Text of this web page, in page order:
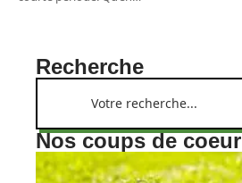
Recherche
Nos coups de coeur